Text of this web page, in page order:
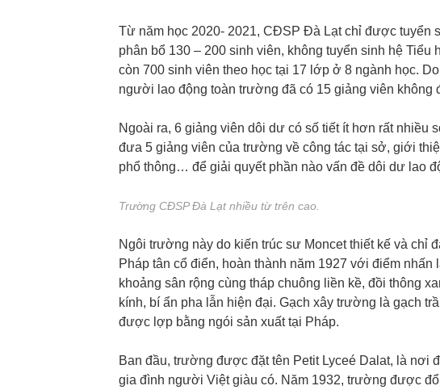
Từ năm học 2020- 2021, CĐSP Đà Lạt chỉ được tuyển
phân bổ 130 – 200 sinh viên, không tuyển sinh hệ
còn 700 sinh viên theo học tại 17 lớp ở 8 ngành học.
người lao động toàn trường đã có 15 giảng viên không
Ngoài ra, 6 giảng viên dôi dư có số tiết ít hơn rất nhiều
đưa 5 giảng viên của trường về công tác tại sở, giới
phổ thông… để giải quyết phần nào vấn đề dôi dư lao
Trường CĐSP Đà Lạt nhiều từ trên cao.
Ngôi trường này do kiến trúc sư Moncet thiết kế và chỉ
Pháp tân cổ điển, hoàn thành năm 1927 với điểm nhấn
khoảng sân rộng cùng tháp chuông liền kề, đồi thông
kính, bí ẩn pha lẫn hiện đại. Gạch xây trường là gạch
được lợp bằng ngói sản xuất tại Pháp.
Ban đầu, trường được đặt tên Petit Lyceé Dalat, là nơi
gia đình người Việt giàu có. Năm 1932, trường được